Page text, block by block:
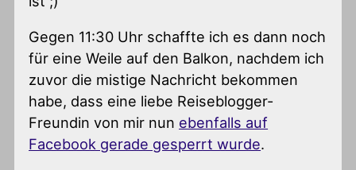
Gegen 11:30 Uhr schaffte ich es dann noch
für eine Weile auf den Balkon, nachdem ich
zuvor die mistige Nachricht bekommen
habe, dass eine liebe Reiseblogger-
Freundin von mir nun ebenfalls auf
Facebook gerade gesperrt wurde.